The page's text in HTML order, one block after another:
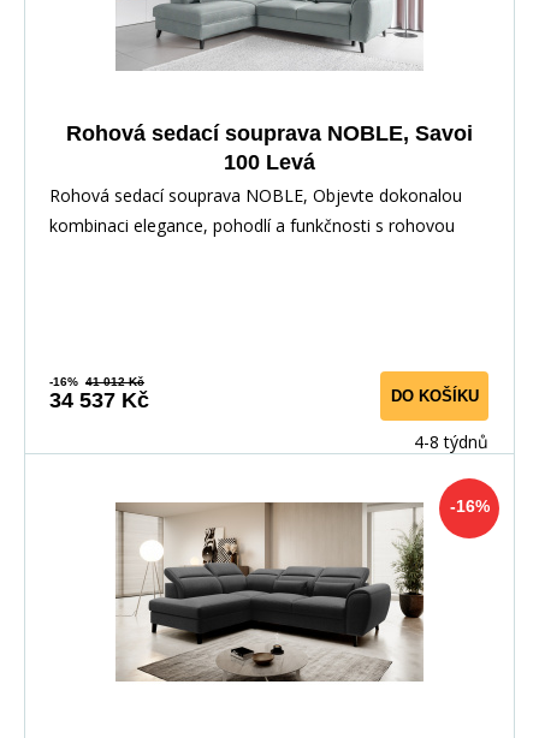
Rohová sedací souprava NOBLE, Savoi
100 Levá
Rohová sedací souprava NOBLE, Objevte dokonalou
kombinaci elegance, pohodlí a funkčnosti s rohovou
-16% 41 012 Kč
34 537 Kč DO KOŠÍKU
4-8 týdnů
-16%